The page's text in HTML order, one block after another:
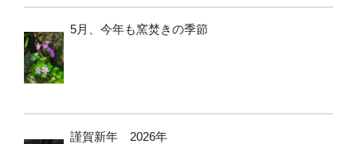
5月、今年も窯焚きの季節
謹賀新年 2026年